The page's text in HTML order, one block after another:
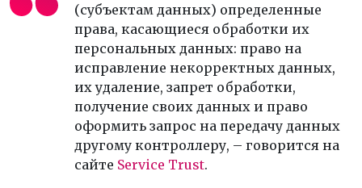
(субъектам данных) определенные
права, касающиеся обработки их
персональных данных: право на
исправление некорректных данных,
их удаление, запрет обработки,
получение своих данных и право
оформить запрос на передачу данных
другому контроллеру, – говорится на
сайте Service Trust.